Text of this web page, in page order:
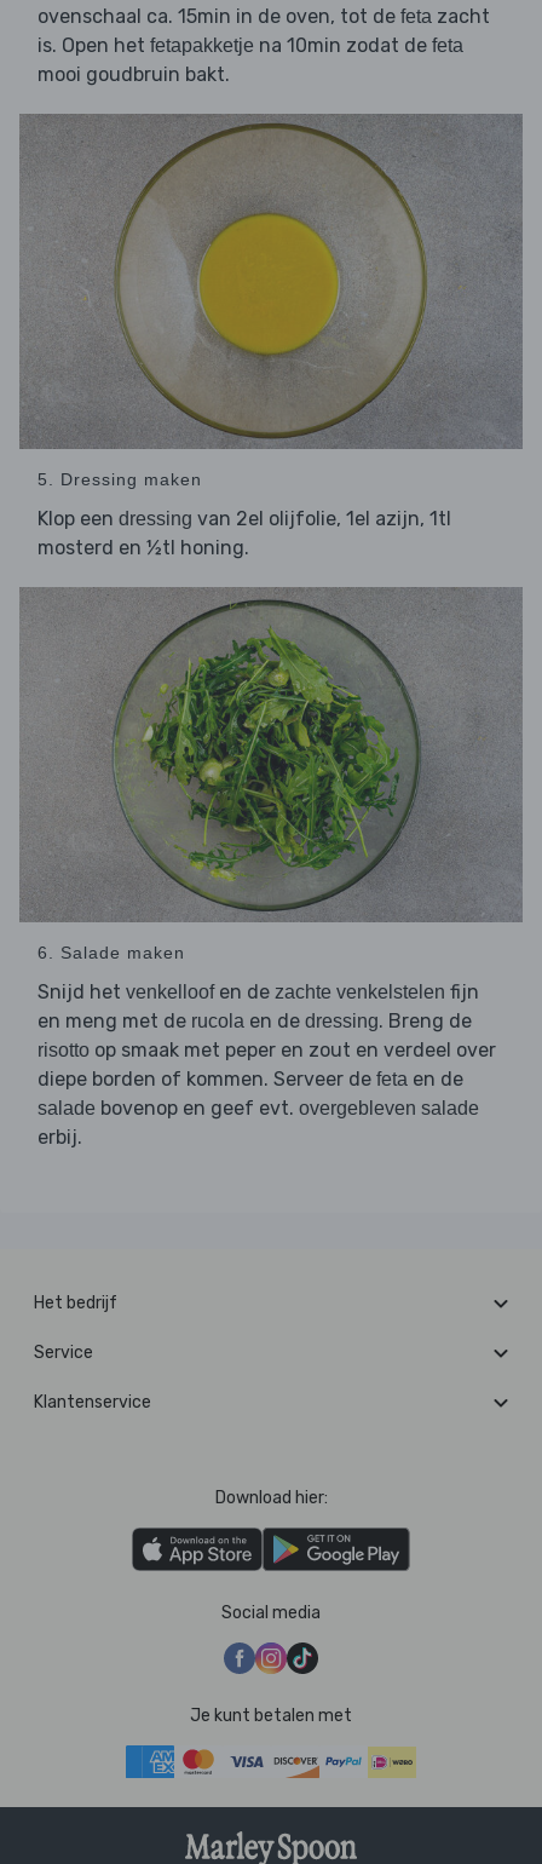
ovenschaal ca. 15min in de oven, tot de feta zacht
is. Open het fetapakketje na 10min zodat de feta
mooi goudbruin bakt.
5. Dressing maken
Klop een dressing van 2el olijfolie, 1el azijn, 1tl
mosterd en ½tl honing.
6. Salade maken
Snijd het venkelloofen de zachte venkelstelen fijn
en meng met de rucola en de dressing. Breng de
risotto op smaak met peper en zout en verdeel over
diepe borden of kommen. Serveer de feta en de
salade bovenop en geef evt. overgebleven salade
erbij.
Het bedrijf
Service
Klantenservice
Download hier:
Social media
Je kunt betalen met